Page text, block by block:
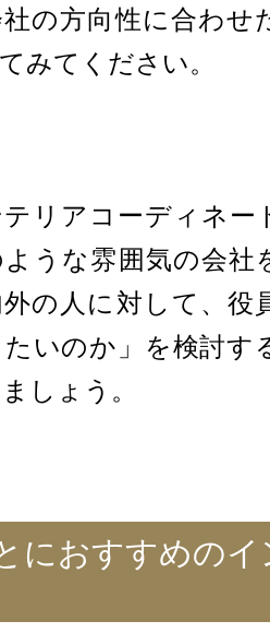
の方向性に合わせ
みてください。
リアコーディネー
ような雰囲気の会社
の人に対して、役
いのか」を検討す
しょう。
におすすめの